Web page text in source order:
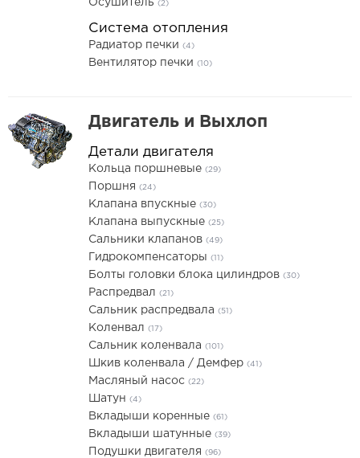
Осушитель (2)
Система отопления
Радиатор печки (4)
Вентилятор печки (10)
Двигатель и Выхлоп
Детали двигателя
Кольца поршневые (29)
Поршня (24)
Клапана впускные (30)
Клапана выпускные (25)
Сальники клапанов (49)
Гидрокомпенсаторы (11)
Болты головки блока цилиндров (30)
Распредвал (21)
Сальник распредвала (51)
Коленвал (17)
Сальник коленвала (101)
Шкив коленвала / Демфер (41)
Масляный насос (22)
Шатун (4)
Вкладыши коренные (61)
Вкладыши шатунные (39)
Подушки двигателя (96)